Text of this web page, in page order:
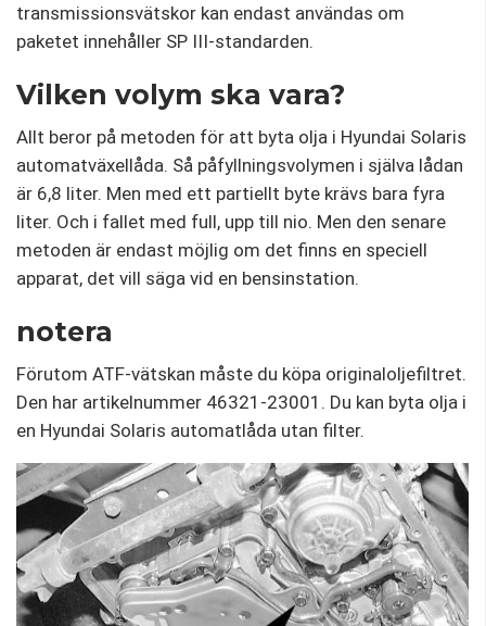
transmissionsvätskor kan endast användas om
paketet innehåller SP III-standarden.
Vilken volym ska vara?
Allt beror på metoden för att byta olja i Hyundai Solaris
automatväxellåda. Så påfyllningsvolymen i själva lådan
är 6,8 liter. Men med ett partiellt byte krävs bara fyra
liter. Och i fallet med full, upp till nio. Men den senare
metoden är endast möjlig om det finns en speciell
apparat, det vill säga vid en bensinstation.
notera
Förutom ATF-vätskan måste du köpa originaloljefiltret.
Den har artikelnummer 46321-23001. Du kan byta olja i
en Hyundai Solaris automatlåda utan filter.